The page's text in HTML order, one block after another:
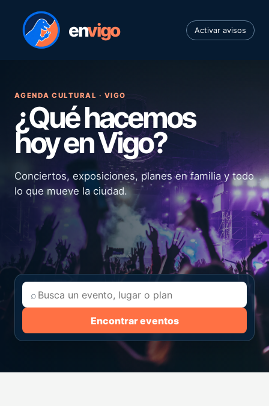
envigo Activar avisos
AGENDA CULTURAL · VIGO
¿Qué hacemos
hoy en Vigo?
Conciertos, exposiciones, planes en familia y todo
lo que mueve la ciudad.
⌕
Encontrar eventos